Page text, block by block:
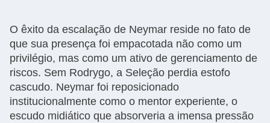
O êxito da escalação de Neymar reside no fato de
que sua presença foi empacotada não como um
privilégio, mas como um ativo de gerenciamento de
riscos. Sem Rodrygo, a Seleção perdia estofo
cascudo. Neymar foi reposicionado
institucionalmente como o mentor experiente, o
escudo midiático que absorveria a imensa pressão